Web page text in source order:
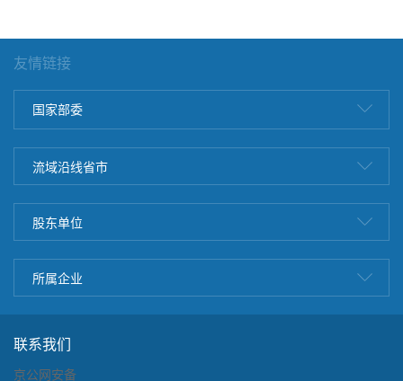
友情链接
国家部委
流域沿线省市
股东单位
所属企业
联系我们
京公网安备